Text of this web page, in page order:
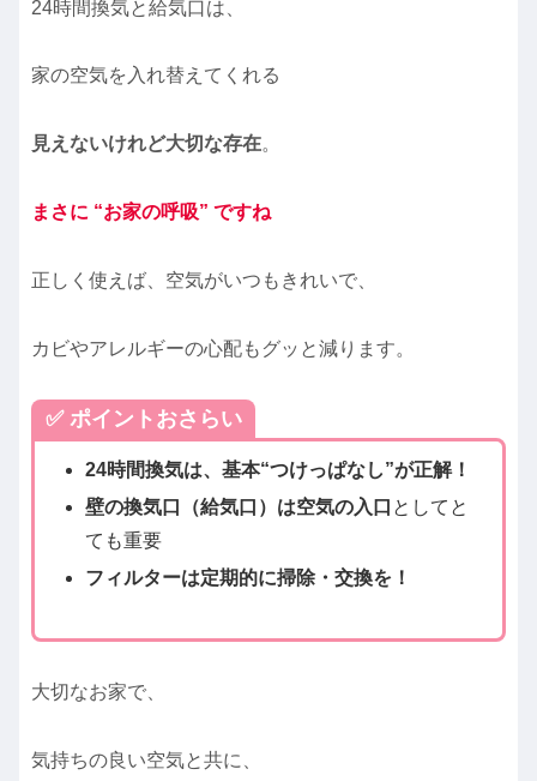
24時間換気と給気口は、
家の空気を入れ替えてくれる
見えないけれど大切な存在。
まさに “お家の呼吸” ですね
正しく使えば、空気がいつもきれいで、
カビやアレルギーの心配もグッと減ります。
✅ ポイントおさらい
24時間換気は、基本“つけっぱなし”が正解！
壁の換気口（給気口）は空気の入口 としてと
ても重要
フィルターは定期的に掃除・交換を！
大切なお家で、
気持ちの良い空気と共に、